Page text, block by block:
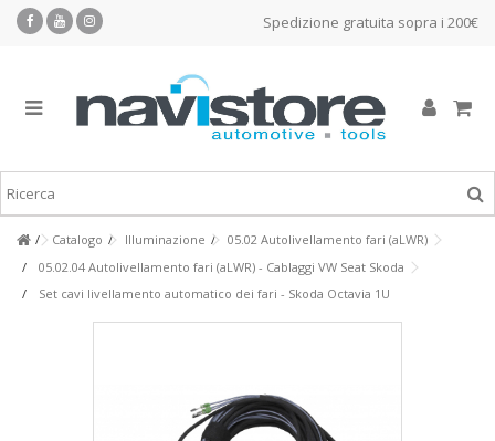
Spedizione gratuita sopra i 200€
Catalogo Illuminazione
05.02 Autolivellamento fari (aLWR)
05.02.04 Autolivellamento fari (aLWR) - Cablaggi VW Seat Skoda
Set cavi livellamento automatico dei fari - Skoda Octavia 1U